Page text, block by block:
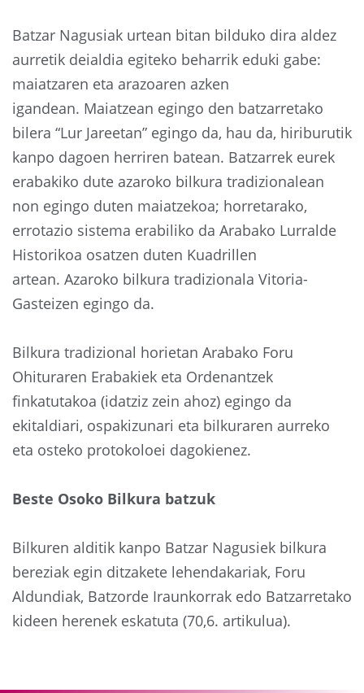
Batzar Nagusiak urtean bitan bilduko dira aldez
aurretik deialdia egiteko beharrik eduki gabe:
maiatzaren eta arazoaren azken
igandean. Maiatzean egingo den batzarretako
bilera “Lur Jareetan” egingo da, hau da, hiriburutik
kanpo dagoen herriren batean. Batzarrek eurek
erabakiko dute azaroko bilkura tradizionalean
non egingo duten maiatzekoa; horretarako,
errotazio sistema erabiliko da Arabako Lurralde
Historikoa osatzen duten Kuadrillen
artean. Azaroko bilkura tradizionala Vitoria-
Gasteizen egingo da.
Bilkura tradizional horietan Arabako Foru
Ohituraren Erabakiek eta Ordenantzek
finkatutakoa (idatziz zein ahoz) egingo da
ekitaldiari, ospakizunari eta bilkuraren aurreko
eta osteko protokoloei dagokienez.
Beste Osoko Bilkura batzuk
Bilkuren alditik kanpo Batzar Nagusiek bilkura
bereziak egin ditzakete lehendakariak, Foru
Aldundiak, Batzorde Iraunkorrak edo Batzarretako
kideen herenek eskatuta (70,6. artikulua).